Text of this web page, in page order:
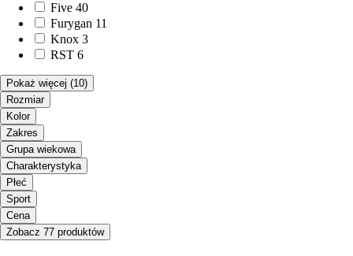
Five 40
Furygan 11
Knox 3
RST 6
Pokaż więcej (10)
Rozmiar
Kolor
Zakres
Grupa wiekowa
Charakterystyka
Płeć
Sport
Cena
Zobacz 77 produktów